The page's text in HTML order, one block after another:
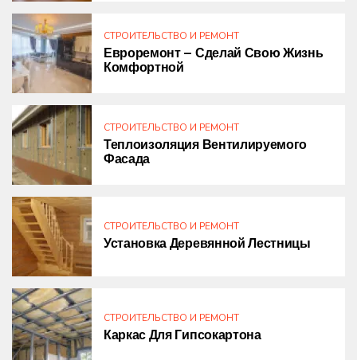
СТРОИТЕЛЬСТВО И РЕМОНТ
Евроремонт — Сделай Свою Жизнь
Комфортной
СТРОИТЕЛЬСТВО И РЕМОНТ
Теплоизоляция Вентилируемого
Фасада
СТРОИТЕЛЬСТВО И РЕМОНТ
Установка Деревянной Лестницы
СТРОИТЕЛЬСТВО И РЕМОНТ
Каркас Для Гипсокартона